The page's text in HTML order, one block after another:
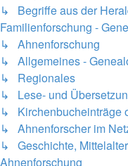
↳ Begriffe aus der
Familienforschung -
↳ Ahnenforschung
↳ Allgemeines -
↳ Regionales
↳ Lese- und
↳ Kirchenbucheinträge
↳ Ahnenforscher im
↳ Geschichte,
Ahnenforschung